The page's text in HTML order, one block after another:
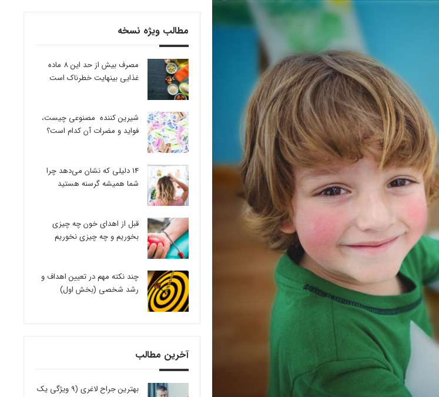
مطالب ویژه نسخه
مصرف بیش از حد این 8 ماده
غذایی بینهایت خطرناک است
شیرین کننده مصنوعی چیست،
فواید و مضرات آن کدام است؟
14 دلیلی که نشان می‌دهد چرا
شما همیشه گرسنه هستید
قبل از اهدای خون چه چیزی
بخوریم و چه چیزی نخوریم
چند نکته مهم در تعیین اهداف و
رشد شخصی (بخش اول)
آخرین مطالب
بهترین جراح لاغری (9 ویژگی یک